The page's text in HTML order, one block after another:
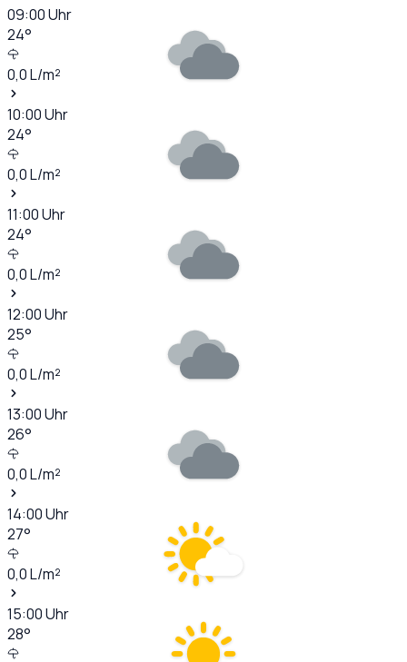
09:00Uhr
24°
0,0L/m²
10:00Uhr
24°
0,0L/m²
11:00Uhr
24°
0,0L/m²
12:00Uhr
25°
0,0L/m²
13:00Uhr
26°
0,0L/m²
14:00Uhr
27°
0,0L/m²
15:00Uhr
28°